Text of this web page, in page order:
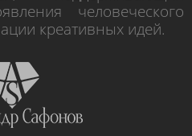
человеческого
креативных идей.